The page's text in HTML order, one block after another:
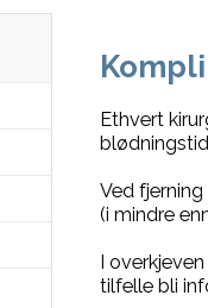
Ethvert
Ved
(i mindre
I
tilfelle bli